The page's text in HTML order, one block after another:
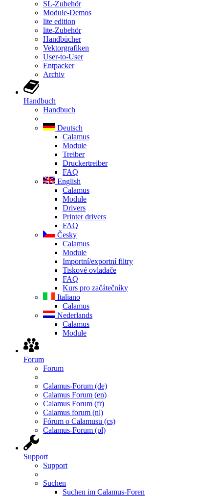
SL-Zubehör
Module-Demos
lite edition
lite-Zubehör
Handbücher
Vektorgrafiken
User-to-User
Entpacker
Archiv
Handbuch
Handbuch
Deutsch
Calamus
Module
Treiber
Druckertreiber
FAQ
English
Calamus
Module
Drivers
Printer drivers
FAQ
Česky
Calamus
Module
Importní/exportní filtry
Tiskové ovladače
FAQ
Kurs pro začátečníky
Italiano
Calamus
Nederlands
Calamus
Module
Forum
Forum
Calamus-Forum (de)
Calamus Forum (en)
Calamus Forum (fr)
Calamus forum (nl)
Fórum o Calamusu (cs)
Calamus-Forum (pl)
Support
Support
Suchen
Suchen im Calamus-Foren